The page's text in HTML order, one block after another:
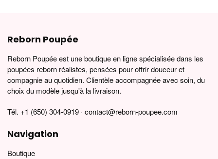
Reborn Poupée
Reborn Poupée est une boutique en ligne spécialisée dans les
poupées reborn réalistes, pensées pour offrir douceur et
compagnie au quotidien. Clientèle accompagnée avec soin, du
choix du modèle jusqu'à la livraison.
Tél. +1 (650) 304-0919 · contact@reborn-poupee.com
Navigation
Boutique